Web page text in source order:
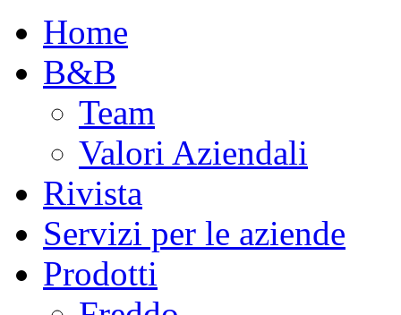
Home
B&B
Team
Valori Aziendali
Rivista
Servizi per le aziende
Prodotti